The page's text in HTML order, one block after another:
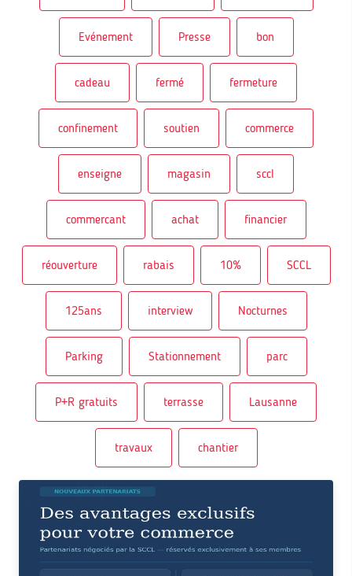
Evénement Presse bon
cadeau fermé fermeture
confinement soutien commerce
enseigne magasin sccl
commercant achat financier
réouverture rabais 10% SCCL
125ans interview Nocturnes
Parking Stationnement parc
P+R gratuits terrasse Lausanne
travaux chantier